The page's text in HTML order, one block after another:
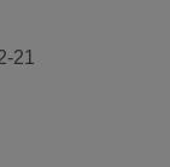
21